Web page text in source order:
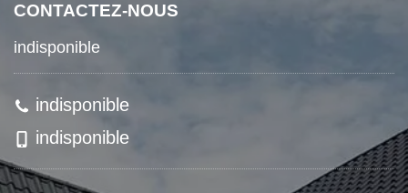
CONTACTEZ-NOUS
indisponible
indisponible
indisponible